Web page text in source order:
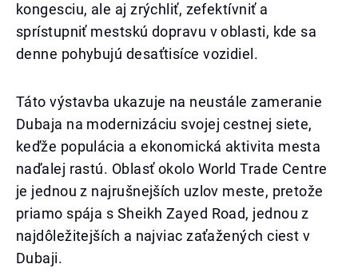
kongesciu, ale aj zrýchliť, zefektívniť a
sprístupniť mestskú dopravu v oblasti, kde sa
denne pohybujú desaťtisíce vozidiel.
Táto výstavba ukazuje na neustále zameranie
Dubaja na modernizáciu svojej cestnej siete,
keďže populácia a ekonomická aktivita mesta
naďalej rastú. Oblasť okolo World Trade Centre
je jednou z najrušnejších uzlov meste, pretože
priamo spája s Sheikh Zayed Road, jednou z
najdôležitejších a najviac zaťažených ciest v
Dubaji.